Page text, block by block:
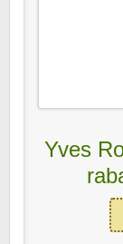
Yves